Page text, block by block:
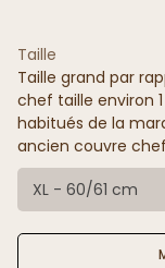
Taille
Taille grand par
chef taille environ
habitués de la
ancien couvre
XL - 60/61 cm